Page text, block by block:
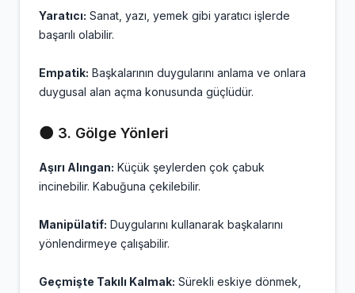
Yaratıcı: Sanat, yazı, yemek gibi yaratıcı işlerde
başarılı olabilir.
Empatik: Başkalarının duygularını anlama ve onlara
duygusal alan açma konusunda güçlüdür.
🌑 3. Gölge Yönleri
Aşırı Alıngan: Küçük şeylerden çok çabuk
incinebilir. Kabuğuna çekilebilir.
Manipülatif: Duygularını kullanarak başkalarını
yönlendirmeye çalışabilir.
Geçmişte Takılı Kalmak: Sürekli eskiye dönmek,